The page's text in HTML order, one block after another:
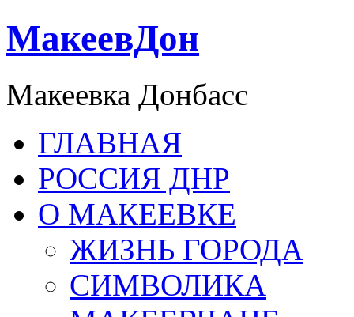
МакеевДон
Макеевка Донбасс
ГЛАВНАЯ
РОССИЯ ДНР
О МАКЕЕВКЕ
ЖИЗНЬ ГОРОДА
СИМВОЛИКА